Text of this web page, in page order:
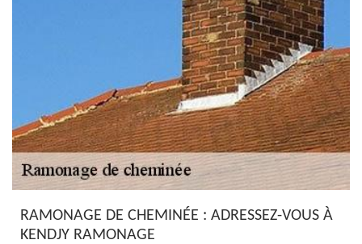
RAMONAGE DE CHEMINÉE : ADRESSEZ-VOUS À
KENDJY RAMONAGE